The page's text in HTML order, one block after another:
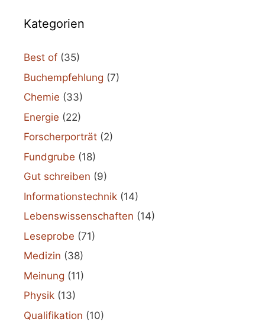
Kategorien
Best of (35)
Buchempfehlung (7)
Chemie (33)
Energie (22)
Forscherporträt (2)
Fundgrube (18)
Gut schreiben (9)
Informationstechnik (14)
Lebenswissenschaften (14)
Leseprobe (71)
Medizin (38)
Meinung (11)
Physik (13)
Qualifikation (10)